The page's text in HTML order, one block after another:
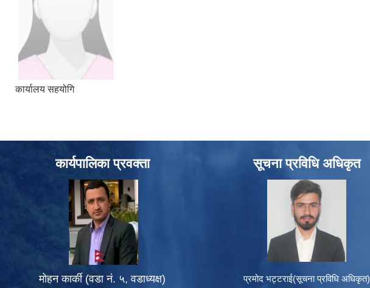
कार्यालय सहयोगि
कार्यपालिका प्रवक्ता
मोहन कार्की (वडा नं. ५, वडाध्यक्ष)
सूचना प्रविधि अधिकृत
प्रमोद भट्टराई(सूचना प्रविधि अधिकृत)